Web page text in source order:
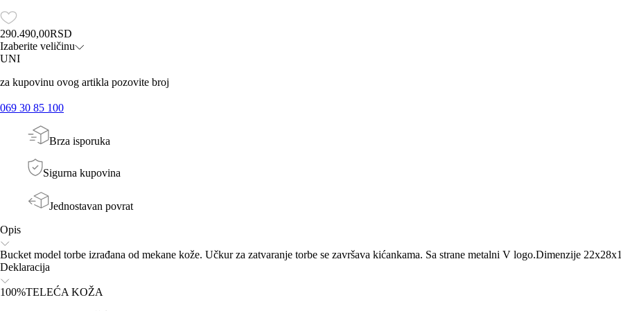
290.490,00RSD
Izaberite veličinu
UNI
za kupovinu ovog artikla pozovite broj
069 30 85 100
Brza isporuka
Sigurna kupovina
Jednostavan povrat
Opis
Bucket model torbe izrađana od mekane kože. Učkur za zatvaranje torbe se završava kićankama. Sa strane metalni V logo.Dimenzije
Deklaracija
100%TELEĆA KOŽA